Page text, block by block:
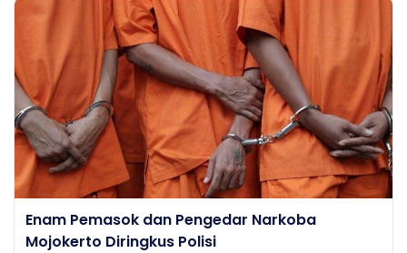
Enam Pemasok dan Pengedar Narkoba
Mojokerto Diringkus Polisi